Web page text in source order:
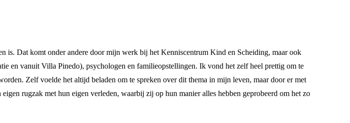
is. Dat komt onder andere door mijn werk bij het Kenniscentrum Kind en Scheiding, maar ook
en vanuit Villa Pinedo), psychologen en familieopstellingen. Ik vond het zelf heel prettig om te
Zelf voelde het altijd beladen om te spreken over dit thema in mijn leven, maar door er met
rugzak met hun eigen verleden, waarbij zij op hun manier alles hebben geprobeerd om het zo